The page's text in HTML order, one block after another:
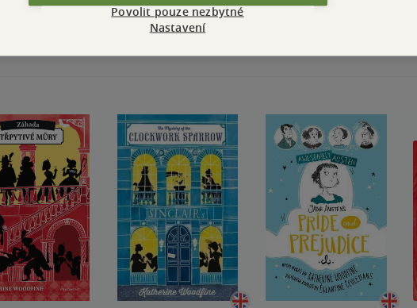
Povolit pouze nezbytné
Nastavení